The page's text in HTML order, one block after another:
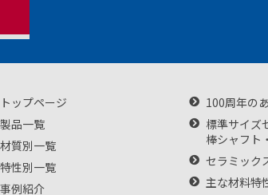
トップページ
製品一覧
材質別一覧
特性別一覧
事例紹介
100周年の
標準サイズ
棒シャフト
セラミック
主な材料特